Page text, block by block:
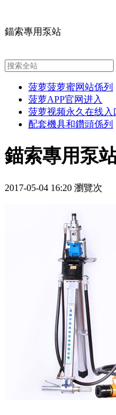
錨索專用泵站
菠萝菠萝蜜网站係列
菠萝APP官网进入
菠萝视频永久在线入
配套機具和鑽頭係列
錨索專用泵
2017-05-04 16:20 瀏覽次